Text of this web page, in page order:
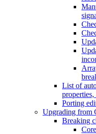
List of
properties,
Porting
Upgrading from
Breaking
Core